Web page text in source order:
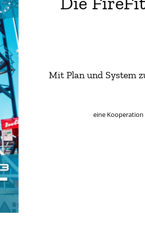
Mit Plan und System
eine Kooperation